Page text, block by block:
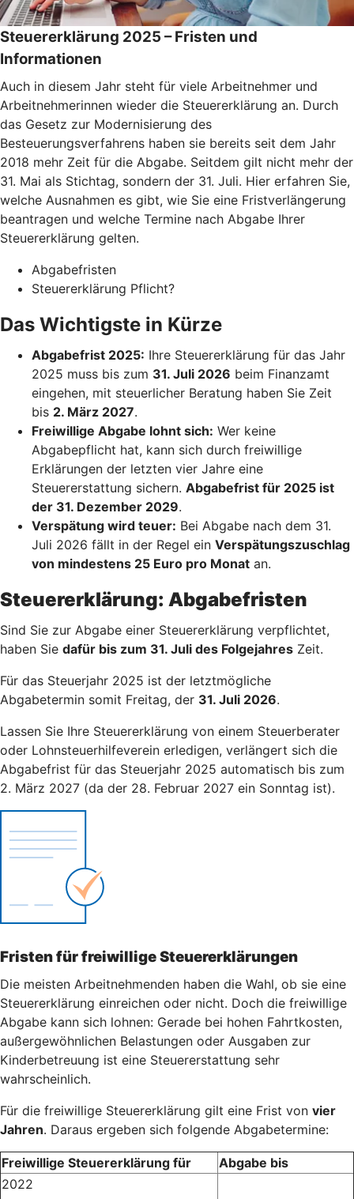
Steuererklärung 2025 – Fristen und
Informationen
Auch in diesem Jahr steht für viele Arbeitnehmer und
Arbeitnehmerinnen wieder die Steuererklärung an. Durch
das Gesetz zur Modernisierung des
Besteuerungsverfahrens haben sie bereits seit dem Jahr
2018 mehr Zeit für die Abgabe. Seitdem gilt nicht mehr der
31. Mai als Stichtag, sondern der 31. Juli. Hier erfahren Sie,
welche Ausnahmen es gibt, wie Sie eine Fristverlängerung
beantragen und welche Termine nach Abgabe Ihrer
Steuererklärung gelten.
Abgabefristen
Steuererklärung Pflicht?
Das Wichtigste in Kürze
Abgabefrist 2025: Ihre Steuererklärung für das Jahr
2025 muss bis zum 31. Juli 2026 beim Finanzamt
eingehen, mit steuerlicher Beratung haben Sie Zeit
bis 2. März 2027.
Freiwillige Abgabe lohnt sich: Wer keine
Abgabepflicht hat, kann sich durch freiwillige
Erklärungen der letzten vier Jahre eine
Steuererstattung sichern. Abgabefrist für 2025 ist
der 31. Dezember 2029.
Verspätung wird teuer: Bei Abgabe nach dem 31.
Juli 2026 fällt in der Regel ein Verspätungszuschlag
von mindestens 25 Euro pro Monat an.
Steuererklärung: Abgabefristen
Sind Sie zur Abgabe einer Steuererklärung verpflichtet,
haben Sie dafür bis zum 31. Juli des Folgejahres Zeit.
Für das Steuerjahr 2025 ist der letztmögliche
Abgabetermin somit Freitag, der 31. Juli 2026.
Lassen Sie Ihre Steuererklärung von einem Steuerberater
oder Lohnsteuerhilfeverein erledigen, verlängert sich die
Abgabefrist für das Steuerjahr 2025 automatisch bis zum
2. März 2027 (da der 28. Februar 2027 ein Sonntag ist).
Fristen für freiwillige Steuererklärungen
Die meisten Arbeitnehmenden haben die Wahl, ob sie eine
Steuererklärung einreichen oder nicht. Doch die freiwillige
Abgabe kann sich lohnen: Gerade bei hohen Fahrtkosten,
außergewöhnlichen Belastungen oder Ausgaben zur
Kinderbetreuung ist eine Steuererstattung sehr
wahrscheinlich.
Für die freiwillige Steuererklärung gilt eine Frist von vier
Jahren. Daraus ergeben sich folgende Abgabetermine:
Freiwillige Steuererklärung für
Abgabe bis
2022